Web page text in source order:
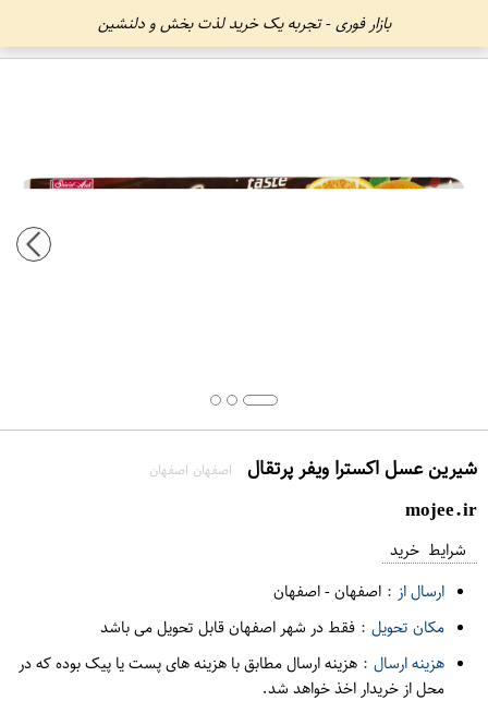
بازار فوری - تجربه یک خرید لذت بخش و دلنشین
شیرین عسل اکسترا ویفر پرتقال اصفهان اصفهان
mojee.ir
شرایط خرید
ارسال از : اصفهان-اصفهان
مکان تحویل : فقط در شهر اصفهان قابل تحویل می باشد
هزینه ارسال : هزینه ارسال مطابق با هزینه های پست یا پیک بوده که در
محل از خریدار اخذ خواهد شد.